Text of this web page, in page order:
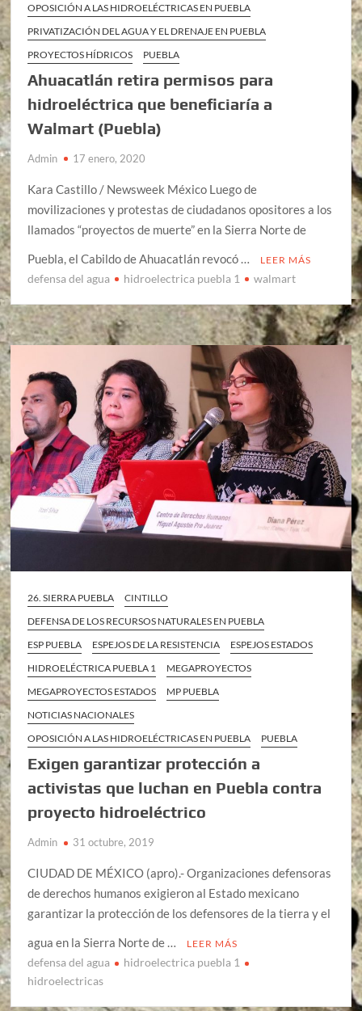
OPOSICIÓN A LAS HIDROELÉCTRICAS EN PUEBLA
PRIVATIZACIÓN DEL AGUA Y EL DRENAJE EN PUEBLA
PROYECTOS HÍDRICOS
PUEBLA
Ahuacatlán retira permisos para
hidroeléctrica que beneficiaría a
Walmart (Puebla)
Admin 17 enero, 2020
Kara Castillo / Newsweek México Luego de
movilizaciones y protestas de ciudadanos opositores a los
llamados “proyectos de muerte” en la Sierra Norte de
Puebla, el Cabildo de Ahuacatlán revocó …
LEER MÁS
defensa del agua hidroelectrica puebla 1 walmart
26. SIERRA PUEBLA
CINTILLO
DEFENSA DE LOS RECURSOS NATURALES EN PUEBLA
ESP PUEBLA
ESPEJOS DE LA RESISTENCIA
ESPEJOS ESTADOS
HIDROELÉCTRICA PUEBLA 1
MEGAPROYECTOS
MEGAPROYECTOS ESTADOS
MP PUEBLA
NOTICIAS NACIONALES
OPOSICIÓN A LAS HIDROELÉCTRICAS EN PUEBLA
PUEBLA
Exigen garantizar protección a
activistas que luchan en Puebla contra
proyecto hidroeléctrico
Admin 31 octubre, 2019
CIUDAD DE MÉXICO (apro).- Organizaciones defensoras
de derechos humanos exigieron al Estado mexicano
garantizar la protección de los defensores de la tierra y el
agua en la Sierra Norte de …
LEER MÁS
defensa del agua
hidroelectrica puebla 1
hidroelectricas